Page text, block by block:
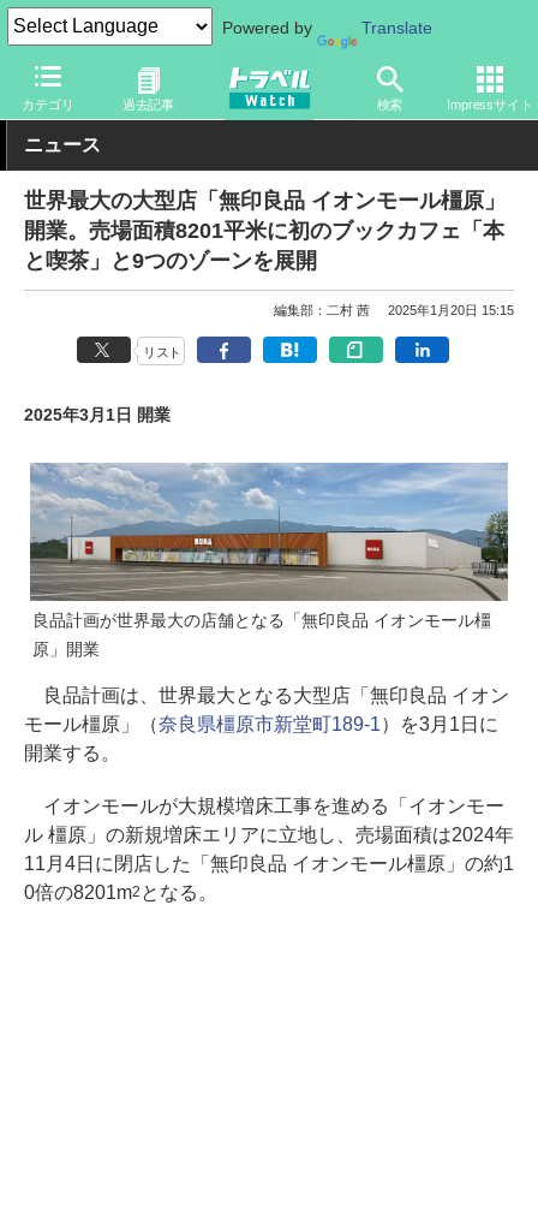
Powered by Translate
カテゴリ 過去記事 検索 Impressサイト
トラベル Watch 地域 国内旅行 近畿
ニュース
世界最大の大型店「無印良品 イオンモール橿原」
開業。売場面積8201平米に初のブックカフェ「本
と喫茶」と9つのゾーンを展開
編集部：二村 茜 2025年1月20日 15:15
リスト
2025年3月1日 開業
良品計画が世界最大の店舗となる「無印良品 イオンモール橿
原」開業
良品計画は、世界最大となる大型店「無印良品 イオン
モール橿原」（奈良県橿原市新堂町189-1）を3月1日に
開業する。
イオンモールが大規模増床工事を進める「イオンモー
ル 橿原」の新規増床エリアに立地し、売場面積は2024年
11月4日に閉店した「無印良品 イオンモール橿原」の約1
0倍の8201m2 となる。